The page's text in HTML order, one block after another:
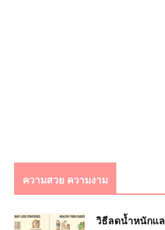
ความสวย ความงาม
วิธีลดน้ำหนักแ